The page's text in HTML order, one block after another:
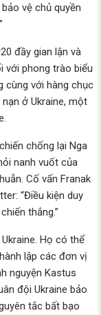
vệ chủ quyền
đầy gian lận và
với phong trào biểu
cùng với hàng chục
ở Ukraine, một
chống lại Nga
nanh vuốt của
Cố vấn Franak
“Điều kiện duy
thắng.”
Họ có thể
lập các đơn vị
nguyện Kastus
đội Ukraine bảo
tắc bất bạo